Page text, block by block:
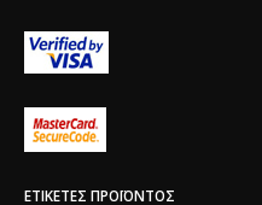
ΕΤΙΚΈΤΕΣ ΠΡΟΪΌΝΤΟΣ